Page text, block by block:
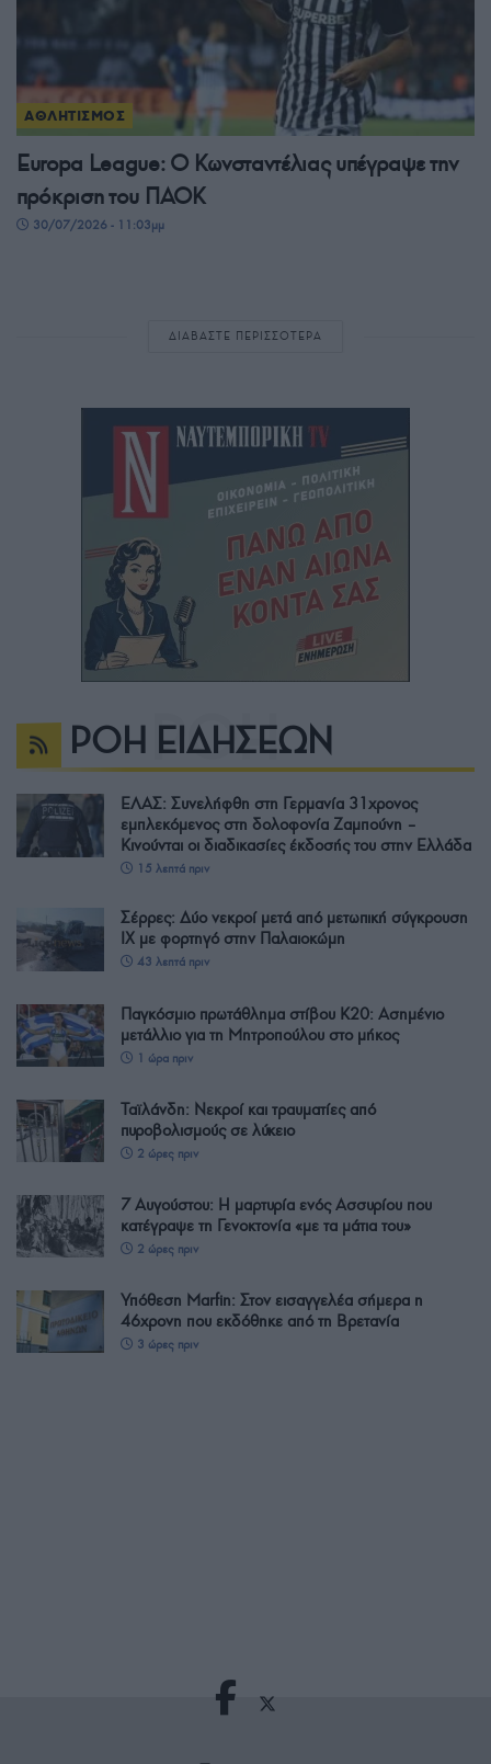
ΑΘΛΗΤΙΣΜΟΣ
Europa League: Ο Κωνσταντέλιας υπέγραψε την
πρόκριση του ΠΑΟΚ
30/07/2026 - 11:03μμ
ΔΙΑΒΑΣΤΕ ΠΕΡΙΣΣΟΤΕΡΑ
ΡΟΗ ΕΙΔΗΣΕΩΝ
ΕΛΑΣ: Συνελήφθη στη Γερμανία 31χρονος
εμπλεκόμενος στη δολοφονία Ζαμπούνη –
Κινούνται οι διαδικασίες έκδοσής του στην Ελλάδα
15 λεπτά πριν
Σέρρες: Δύο νεκροί μετά από μετωπική σύγκρουση
ΙΧ με φορτηγό στην Παλαιοκώμη
43 λεπτά πριν
Παγκόσμιο πρωτάθλημα στίβου Κ20: Ασημένιο
μετάλλιο για τη Μητροπούλου στο μήκος
1 ώρα πριν
Ταϊλάνδη: Νεκροί και τραυματίες από
πυροβολισμούς σε λύκειο
2 ώρες πριν
7 Αυγούστου: Η μαρτυρία ενός Ασσυρίου που
κατέγραψε τη Γενοκτονία «με τα μάτια του»
2 ώρες πριν
Υπόθεση Marfin: Στον εισαγγελέα σήμερα η
46χρονη που εκδόθηκε από τη Βρετανία
3 ώρες πριν